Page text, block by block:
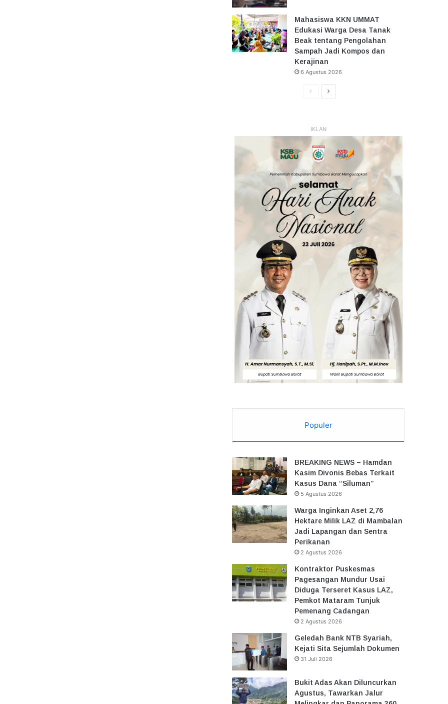
Mahasiswa KKN UMMAT
Edukasi Warga Desa Tanak
Beak tentang Pengolahan
Sampah Jadi Kompos dan
Kerajinan
6 Agustus 2026
HalamanHalaman
IKLAN
Populer
BREAKING NEWS – Hamdan
Kasim Divonis Bebas Terkait
Kasus Dana “Siluman”
5 Agustus 2026
Warga Inginkan Aset 2,76
Hektare Milik LAZ di Mambalan
Jadi Lapangan dan Sentra
Perikanan
2 Agustus 2026
Kontraktor Puskesmas
Pagesangan Mundur Usai
Diduga Terseret Kasus LAZ,
Pemkot Mataram Tunjuk
Pemenang Cadangan
2 Agustus 2026
Geledah Bank NTB Syariah,
Kejati Sita Sejumlah Dokumen
31 Juli 2026
Bukit Adas Akan Diluncurkan
Agustus, Tawarkan Jalur